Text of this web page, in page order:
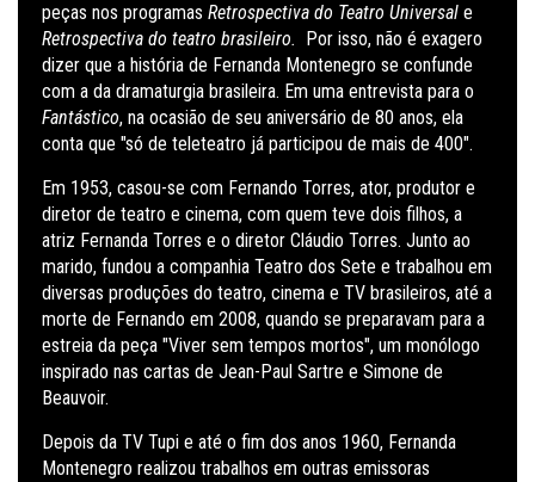
peças nos programas Retrospectiva do Teatro Universal e
Retrospectiva do teatro brasileiro.
Por isso, não é exagero
dizer que a história de Fernanda Montenegro se confunde
com a da dramaturgia brasileira. Em uma entrevista para o
Fantástico, na ocasião de seu aniversário de 80 anos, ela
conta que "só de teleteatro já participou de mais de 400".
Em 1953, casou-se com Fernando Torres, ator, produtor e
diretor de teatro e cinema, com quem teve dois filhos, a
atriz Fernanda Torres e o diretor Cláudio Torres. Junto ao
marido, fundou a companhia Teatro dos Sete e trabalhou em
diversas produções do teatro, cinema e TV brasileiros, até a
morte de Fernando em 2008, quando se preparavam para a
estreia da peça "Viver sem tempos mortos", um monólogo
inspirado nas cartas de Jean-Paul Sartre e Simone de
Beauvoir.
Depois da TV Tupi e até o fim dos anos 1960, Fernanda
Montenegro realizou trabalhos em outras emissoras